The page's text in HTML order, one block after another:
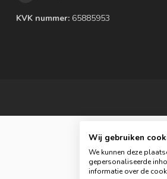
KVK nummer: 65885953
Wij gebruiken
We kunnen deze
gepersonaliseerde
informatie over de